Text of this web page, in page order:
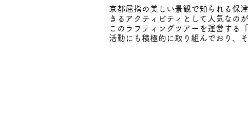
京都屈指の美しい景観で知られる保
きるアクティビティとして人気なの
このラフティングツアーを運営する
活動にも積極的に取り組んでおり、